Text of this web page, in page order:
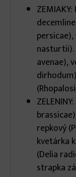
nasturtii).
avenae),
repkový
kvetárka
(Delia
strapka